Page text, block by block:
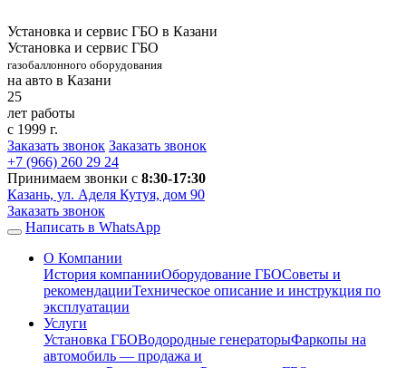
Установка и сервис ГБО в Казани
Установка и сервис ГБО
газобаллонного оборудования
на авто в Казани
25
лет работы
с 1999 г.
Заказать звонок Заказать звонок
+7 (966) 260 29 24
Принимаем звонки с 8:30-17:30
Казань, ул. Аделя Кутуя, дом 90
Заказать звонок
Написать в WhatsApp
О Компании
История компанииОборудование ГБОСоветы и
рекомендацииТехническое описание и инструкция по
эксплуатации
Услуги
Установка ГБОВодородные генераторыФаркопы на
автомобиль — продажа и